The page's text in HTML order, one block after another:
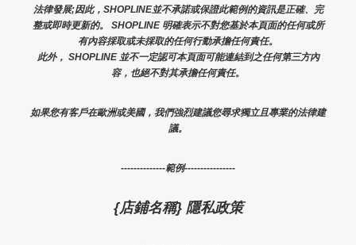
法律發展;因此，SHOPLINE並不承諾或保證此範例的資訊是正確、完
整或即時更新的。 SHOPLINE 明確表示不對您基於本頁面的任何或所
有內容採取或未採取的任何行動承擔任何責任。
此外， SHOPLINE 並不一定認可本頁面可能連結到之任何第三方內
容，也絕不對其承擔任何責任。
如果您有客戶在歐洲或美國，我們強烈建議您尋求獨立且專業的法律建
議。
--------------範例----------------
{店鋪名稱} 隱私政策